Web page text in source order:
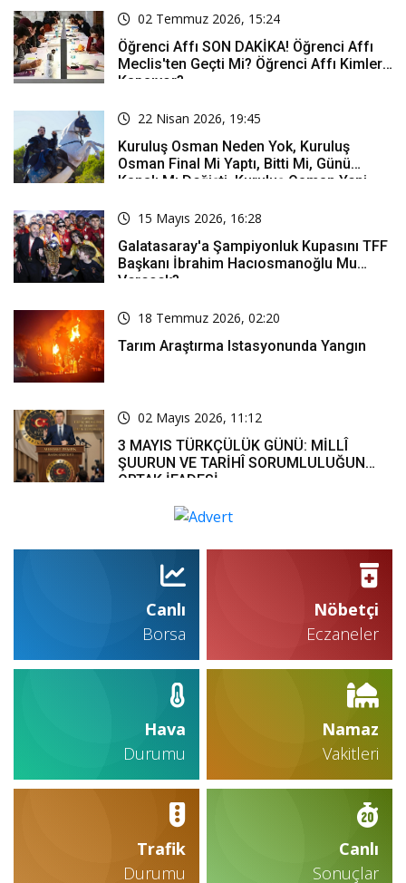
02 Temmuz 2026, 15:24
Öğrenci Affı SON DAKİKA! Öğrenci Affı
Meclis'ten Geçti Mi? Öğrenci Affı Kimleri
Kapsıyor?
22 Nisan 2026, 19:45
Kuruluş Osman Neden Yok, Kuruluş
Osman Final Mi Yaptı, Bitti Mi, Günü
Kanalı Mı Değişti, Kuruluş Osman Yeni
15 Mayıs 2026, 16:28
Galatasaray'a Şampiyonluk Kupasını TFF
Başkanı İbrahim Hacıosmanoğlu Mu
Verecek?
18 Temmuz 2026, 02:20
Tarım Araştırma Istasyonunda Yangın
02 Mayıs 2026, 11:12
3 MAYIS TÜRKÇÜLÜK GÜNÜ: MİLLÎ
ŞUURUN VE TARİHÎ SORUMLULUĞUN
ORTAK İFADESİ
Canlı
Borsa
Nöbetçi
Eczaneler
Hava
Durumu
Namaz
Vakitleri
Trafik
Durumu
Canlı
Sonuçlar